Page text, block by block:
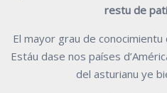
restu de
El mayor grau de
Estáu dase nos países
del asturianu ye